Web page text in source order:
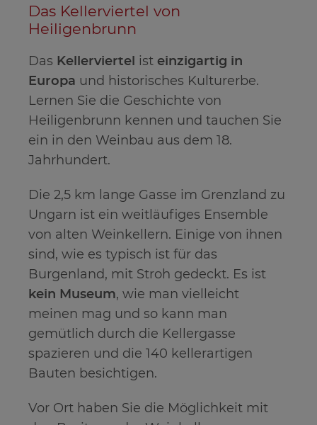
Das Kellerviertel von
Heiligenbrunn
Das Kellerviertel ist einzigartig in
Europa und historisches Kulturerbe.
Lernen Sie die Geschichte von
Heiligenbrunn kennen und tauchen Sie
ein in den Weinbau aus dem 18.
Jahrhundert.
Die 2,5 km lange Gasse im Grenzland zu
Ungarn ist ein weitläufiges Ensemble
von alten Weinkellern. Einige von ihnen
sind, wie es typisch ist für das
Burgenland, mit Stroh gedeckt. Es ist
kein Museum, wie man vielleicht
meinen mag und so kann man
gemütlich durch die Kellergasse
spazieren und die 140 kellerartigen
Bauten besichtigen.
Vor Ort haben Sie die Möglichkeit mit